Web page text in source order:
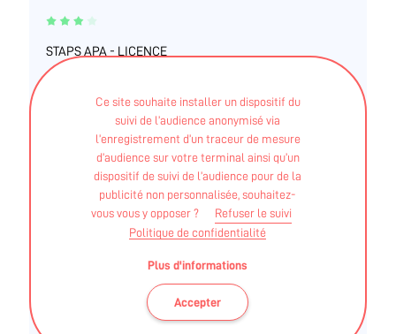
Ce site souhaite installer un dispositif du
suivi de l’audience anonymisé via
l’enregistrement d’un traceur de mesure
d’audience sur votre terminal ainsi qu’un
dispositif de suivi de l’audience pour de la
publicité non personnalisée, souhaitez-
vous vous y opposer ?
Refuser le suivi
Politique de confidentialité
Plus d'informations
Accepter
STAPS APA - LICENCE
STAPS APA - Licence
STAPS APA - Maitrise
MARINE BAILLON
STAPS APA - Licence mention parcours type –
"Activité physique adaptée et santé